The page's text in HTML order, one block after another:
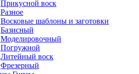
Прикусной воск
Разное
Восковые шаблоны и заготовки
Базисный
Моделировочный
Погружной
Литейный воск
Фрезерный